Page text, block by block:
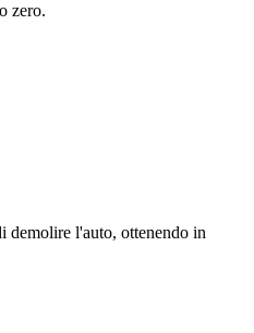
zero.
demolire l'auto, ottenendo in